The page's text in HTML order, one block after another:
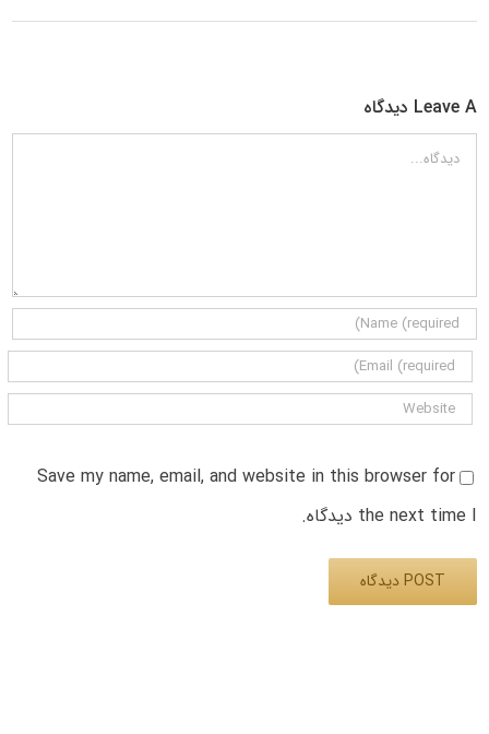
Leave A دیدگاه
دیدگاه
Save my name, email, and website in this browser for
the next time I دیدگاه.